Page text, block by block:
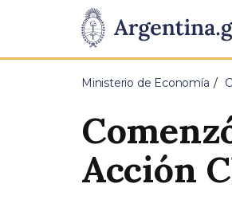
Presidencia
de
Pasar al contenido principal
Ministerio de Economía
Acción